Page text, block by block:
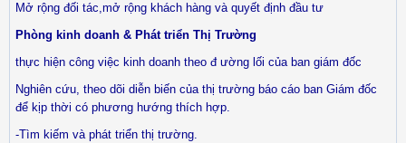
Mở rộng đối tác,mở rộng khách hàng và quyết định đầu tư
Phòng kinh doanh & Phát triển Thị Trường
thực hiện công việc kinh doanh theo đ ường lối của ban giám đốc
Nghiên cứu, theo dõi diễn biến của thị trường báo cáo ban Giám đốc
để kịp thời có phương hướng thích hợp.
-Tìm kiếm và phát triển thị trường.